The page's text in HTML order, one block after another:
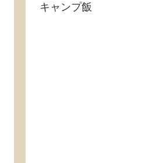
キャンプ飯